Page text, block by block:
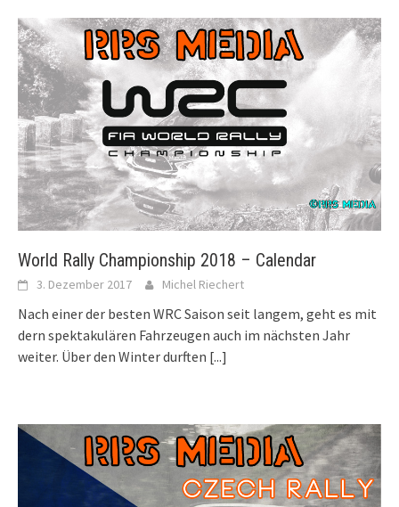
World Rally Championship 2018 – Calendar
3. Dezember 2017 Michel Riechert
Nach einer der besten WRC Saison seit langem, geht es mit
dern spektakulären Fahrzeugen auch im nächsten Jahr
weiter. Über den Winter durften [...]